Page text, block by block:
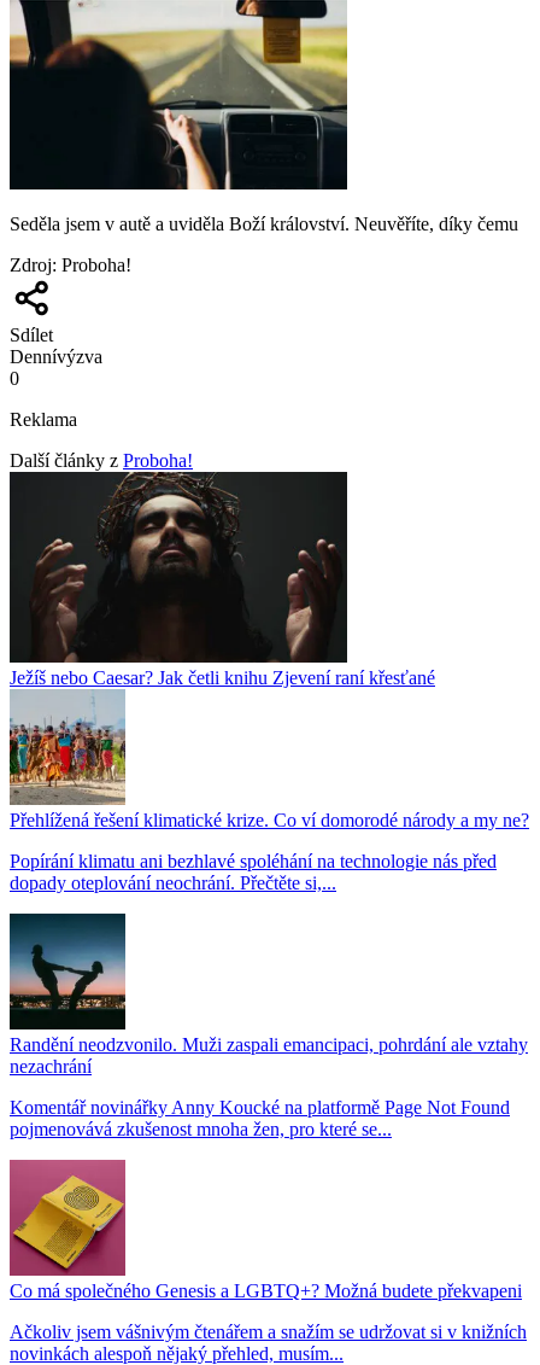
Seděla jsem v autě a uviděla Boží království. Neuvěříte, díky čemu
Zdroj: Proboha!
Sdílet
Dennívýzva
0
Reklama
Další články z Proboha!
Ježíš nebo Caesar? Jak četli knihu Zjevení raní křesťané
Přehlížená řešení klimatické krize. Co ví domorodé národy a my ne?
Popírání klimatu ani bezhlavé spoléhání na technologie nás před
dopady oteplování neochrání. Přečtěte si,...
Randění neodzvonilo. Muži zaspali emancipaci, pohrdání ale vztahy
nezachrání
Komentář novinářky Anny Koucké na platformě Page Not Found
pojmenovává zkušenost mnoha žen, pro které se...
Co má společného Genesis a LGBTQ+? Možná budete překvapeni
Ačkoliv jsem vášnivým čtenářem a snažím se udržovat si v knižních
novinkách alespoň nějaký přehled, musím...